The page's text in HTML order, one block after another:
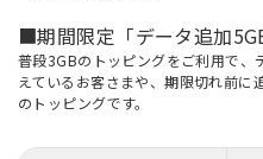
■期間限定「データ追加
普段3GBのトッピングをご利用で
えているお客さまや、期限切れ前に
のトッピングです。